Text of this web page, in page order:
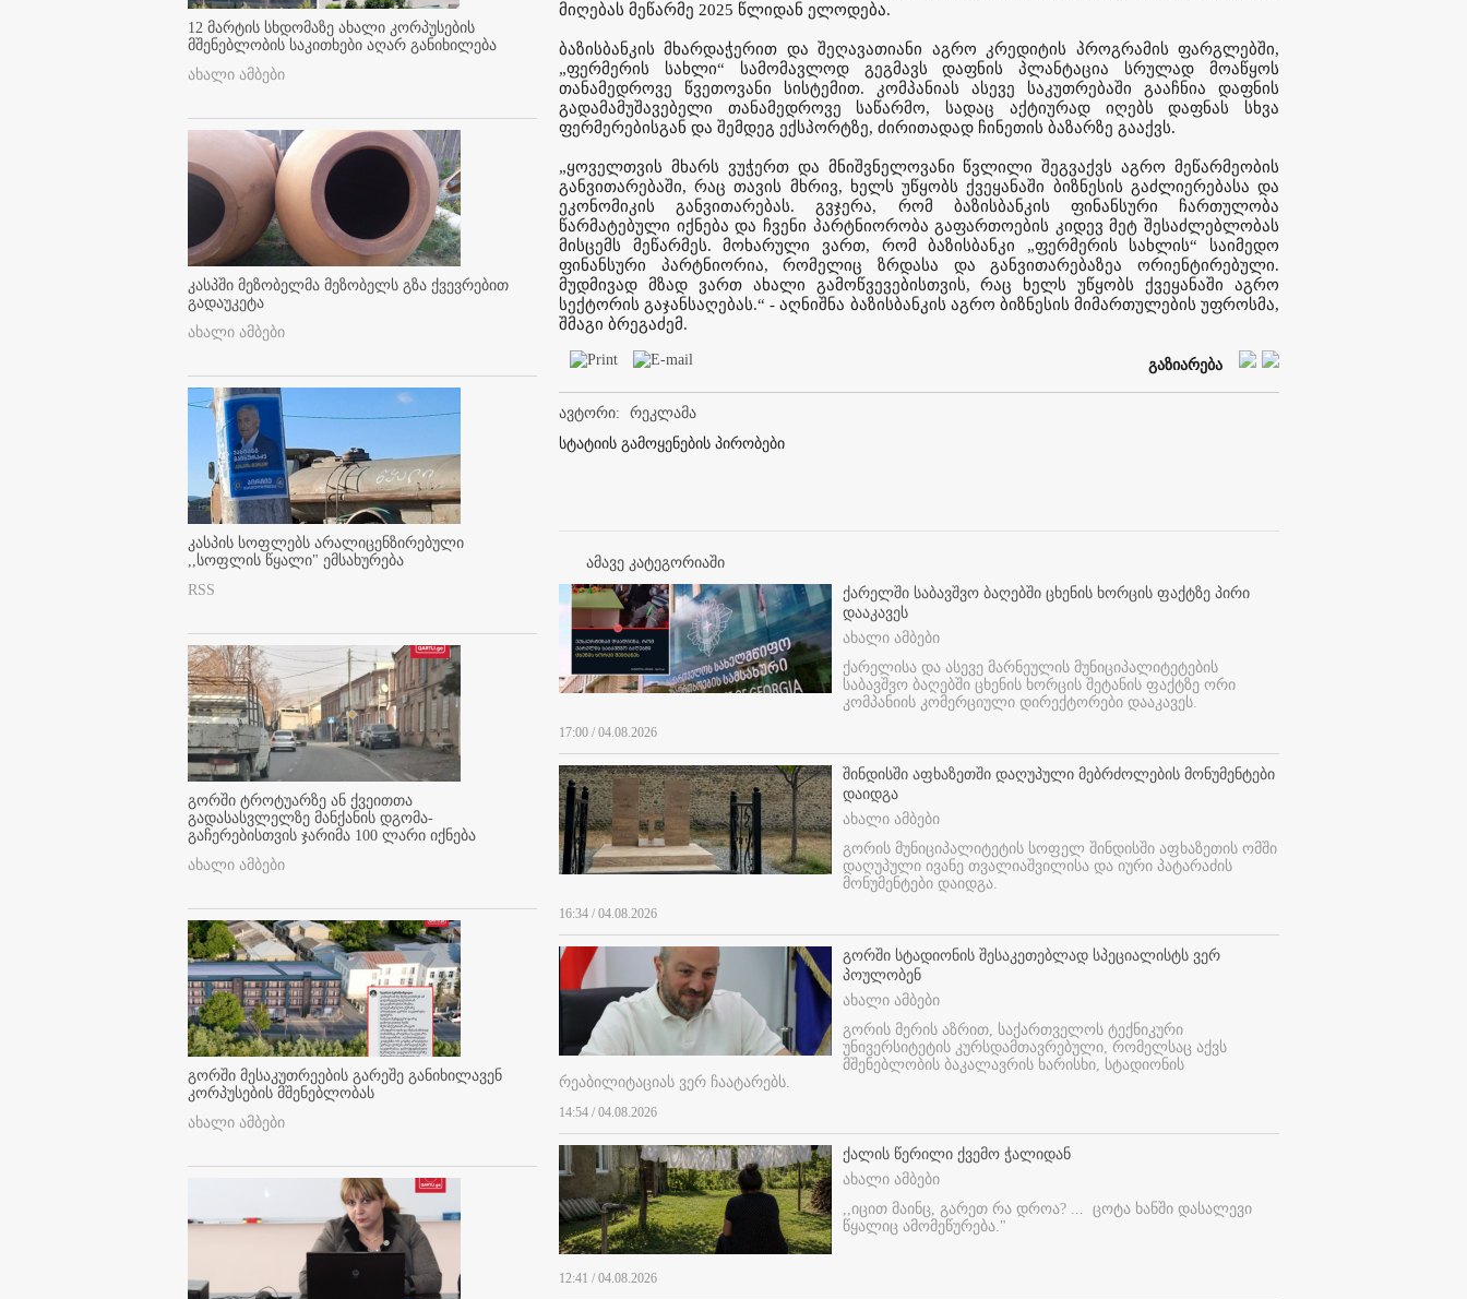
12 მარტის სხდომაზე ახალი კორპუსების
მშენებლობის საკითხები აღარ განიხილება
ახალი ამბები
კასპში მეზობელმა მეზობელს გზა ქვევრებით
გადაუკეტა
ახალი ამბები
კასპის სოფლებს არალიცენზირებული
,,სოფლის წყალი" ემსახურება
RSS
გორში ტროტუარზე ან ქვეითთა
გადასასვლელზე მანქანის დგომა-
გაჩერებისთვის ჯარიმა 100 ლარი იქნება
ახალი ამბები
გორში მესაკუთრეების გარეშე განიხილავენ
კორპუსების მშენებლობას
ახალი ამბები
მიღებას მეწარმე 2025 წლიდან ელოდება.
ბაზისბანკის მხარდაჭერით და შეღავათიანი აგრო კრედიტის პროგრამის ფარგლებში,
„ფერმერის სახლი“ სამომავლოდ გეგმავს დაფნის პლანტაცია სრულად მოაწყოს
თანამედროვე წვეთოვანი სისტემით. კომპანიას ასევე საკუთრებაში გააჩნია დაფნის
გადამამუშავებელი თანამედროვე საწარმო, სადაც აქტიურად იღებს დაფნას სხვა
ფერმერებისგან და შემდეგ ექსპორტზე, ძირითადად ჩინეთის ბაზარზე გააქვს.
„ყოველთვის მხარს ვუჭერთ და მნიშვნელოვანი წვლილი შეგვაქვს აგრო მეწარმეობის
განვითარებაში, რაც თავის მხრივ, ხელს უწყობს ქვეყანაში ბიზნესის გაძლიერებასა და
ეკონომიკის განვითარებას. გვჯერა, რომ ბაზისბანკის ფინანსური ჩართულობა
წარმატებული იქნება და ჩვენი პარტნიორობა გაფართოების კიდევ მეტ შესაძლებლობას
მისცემს მეწარმეს. მოხარული ვართ, რომ ბაზისბანკი „ფერმერის სახლის“ საიმედო
ფინანსური პარტნიორია, რომელიც ზრდასა და განვითარებაზეა ორიენტირებული.
მუდმივად მზად ვართ ახალი გამოწვევებისთვის, რაც ხელს უწყობს ქვეყანაში აგრო
სექტორის გაჯანსაღებას.“ - აღნიშნა ბაზისბანკის აგრო ბიზნესის მიმართულების უფროსმა,
შმაგი ბრეგაძემ.
გაზიარება
ავტორი:
რეკლამა
სტატიის გამოყენების პირობები
ამავე კატეგორიაში
ქარელში საბავშვო ბაღებში ცხენის ხორცის ფაქტზე პირი
დააკავეს
ახალი ამბები
ქარელისა და ასევე მარნეულის მუნიციპალიტეტების
საბავშვო ბაღებში ცხენის ხორცის შეტანის ფაქტზე ორი
კომპანიის კომერციული დირექტორები დააკავეს.
17:00 / 04.08.2026
შინდისში აფხაზეთში დაღუპული მებრძოლების მონუმენტები
დაიდგა
ახალი ამბები
გორის მუნიციპალიტეტის სოფელ შინდისში აფხაზეთის ომში
დაღუპული ივანე თვალიაშვილისა და იური პატარაძის
მონუმენტები დაიდგა.
16:34 / 04.08.2026
გორში სტადიონის შესაკეთებლად სპეციალისტს ვერ
პოულობენ
ახალი ამბები
გორის მერის აზრით, საქართველოს ტექნიკური
უნივერსიტეტის კურსდამთავრებული, რომელსაც აქვს
მშენებლობის ბაკალავრის ხარისხი, სტადიონის
რეაბილიტაციას ვერ ჩაატარებს.
14:54 / 04.08.2026
ქალის წერილი ქვემო ჭალიდან
ახალი ამბები
,,იცით მაინც, გარეთ რა დროა? ... ცოტა ხანში დასალევი
წყალიც ამომეწურება."
12:41 / 04.08.2026